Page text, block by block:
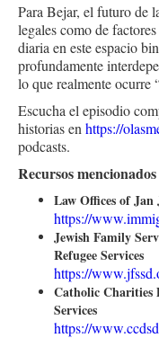
Para Bejar, el futuro de
legales como de
diaria en este espacio
profundamente
lo que realmente ocurre
Escucha el episodio
historias en https://
podcasts.
Recursos
Law Offices of
https://
Jewish Family
Refugee Services
https://
Catholic Charities
Services
https://